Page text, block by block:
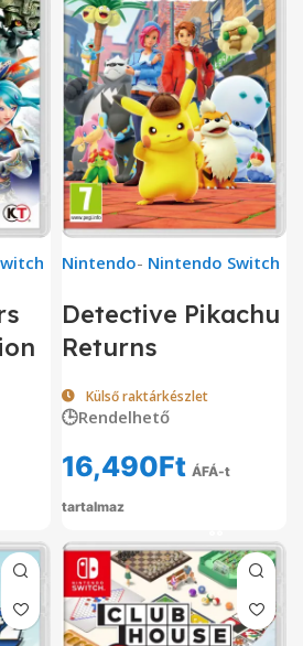
Nintendo- Nintendo Switch
Detective Pikachu
Returns
Külső raktárkészlet
🕒Rendelhető
16,490Ft ÁFÁ-t
tartalmaz